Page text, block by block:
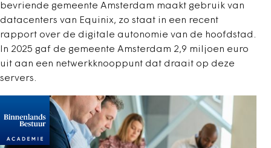
bevriende gemeente Amsterdam maakt gebruik van
datacenters van Equinix, zo staat in een recent
rapport over de digitale autonomie van de hoofdstad.
In 2025 gaf de gemeente Amsterdam 2,9 miljoen euro
uit aan een netwerkknooppunt dat draait op deze
servers.